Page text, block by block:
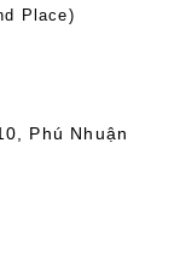
Place)
Phú Nhuận